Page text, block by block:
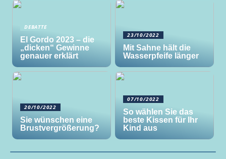
DEBATTE
El Gordo 2023 – die
„dicken“ Gewinne
genauer erklärt
23/10/2022
Mit Sahne hält die
Wasserpfeife länger
20/10/2022
Sie wünschen eine
Brustvergrößerung?
07/10/2022
So wählen Sie das
beste Kissen für Ihr
Kind aus